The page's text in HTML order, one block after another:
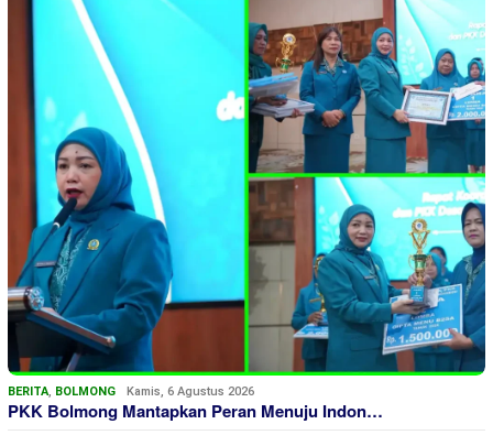
BERITA, BOLMONG Kamis, 6 Agustus 2026
PKK Bolmong Mantapkan Peran Menuju Indon…